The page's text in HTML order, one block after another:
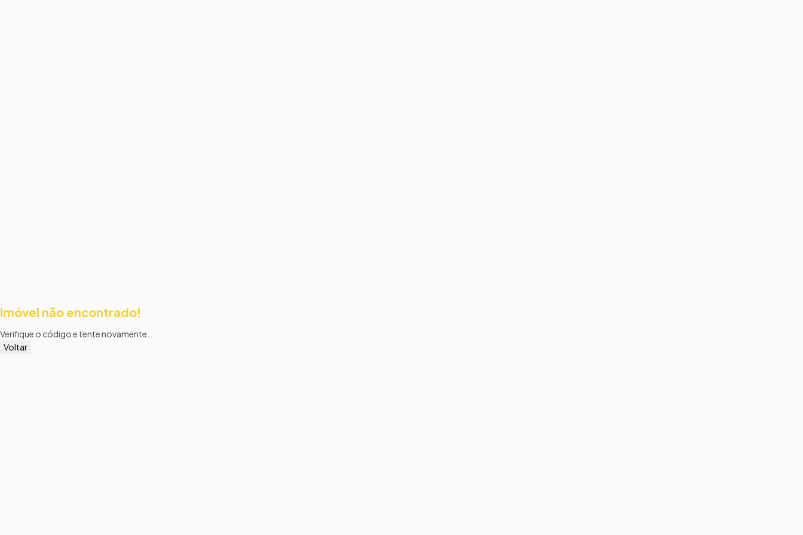
Imóvel não encontrado!
Verifique o código e tente novamente.
Voltar